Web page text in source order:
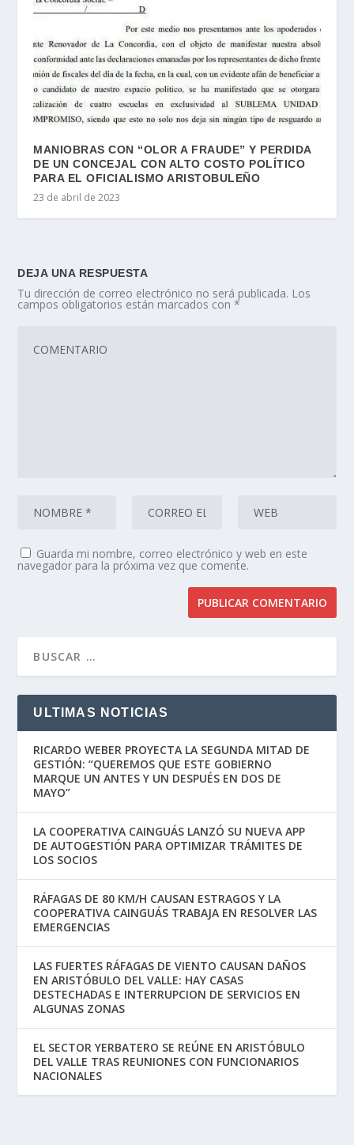
MANIOBRAS CON “OLOR A FRAUDE” Y PERDIDA
DE UN CONCEJAL CON ALTO COSTO POLÍTICO
PARA EL OFICIALISMO ARISTOBULEÑO
23 de abril de 2023
DEJA UNA RESPUESTA
Tu dirección de correo electrónico no será publicada. Los
campos obligatorios están marcados con*
Guarda mi nombre, correo electrónico y web en este
navegador para la próxima vez que comente.
ULTIMAS NOTICIAS
RICARDO WEBER PROYECTA LA SEGUNDA MITAD DE
GESTIÓN: “QUEREMOS QUE ESTE GOBIERNO
MARQUE UN ANTES Y UN DESPUÉS EN DOS DE
MAYO”
LA COOPERATIVA CAINGUÁS LANZÓ SU NUEVA APP
DE AUTOGESTIÓN PARA OPTIMIZAR TRÁMITES DE
LOS SOCIOS
RÁFAGAS DE 80 KM/H CAUSAN ESTRAGOS Y LA
COOPERATIVA CAINGUÁS TRABAJA EN RESOLVER LAS
EMERGENCIAS
LAS FUERTES RÁFAGAS DE VIENTO CAUSAN DAÑOS
EN ARISTÓBULO DEL VALLE: HAY CASAS
DESTECHADAS E INTERRUPCION DE SERVICIOS EN
ALGUNAS ZONAS
EL SECTOR YERBATERO SE REÚNE EN ARISTÓBULO
DEL VALLE TRAS REUNIONES CON FUNCIONARIOS
NACIONALES